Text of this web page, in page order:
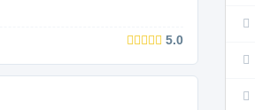
5.0